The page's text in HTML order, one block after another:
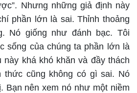
Nhưng những giả định này
phần lớn là sai. Thỉnh thoảng
Nó giống như đánh bạc. Tôi
sống của chúng ta phần lớn là
này khá khó khăn và đầy thách
thức cũng không có gì sai. Nó
Bạn nên xem nó như một niềm